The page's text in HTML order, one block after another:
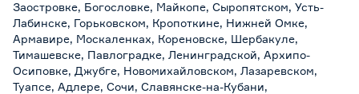
Заостровке, Богословке, Майкопе, Сыропятском, Усть-
Лабинске, Горьковском, Кропоткине, Нижней Омке,
Армавире, Москаленках, Кореновске, Шербакуле,
Тимашевске, Павлоградке, Ленинградской, Архипо-
Осиповке, Джубге, Новомихайловском, Лазаревском,
Туапсе, Адлере, Сочи, Славянске-на-Кубани,